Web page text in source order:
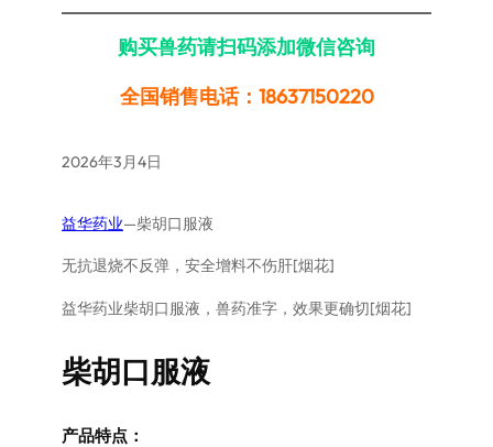
购买兽药请扫码添加微信咨询
全国销售电话：18637150220
2026年3月4日
益华药业—柴胡口服液
无抗退烧不反弹，安全增料不伤肝[烟花]
益华药业柴胡口服液，兽药准字，效果更确切[烟花]
柴胡口服液
产品特点：